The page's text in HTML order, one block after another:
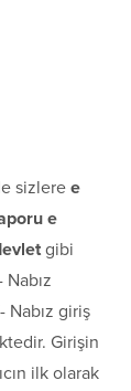
sizleree
e
gibi
Nabız giriş
Girişin
ilk olarak